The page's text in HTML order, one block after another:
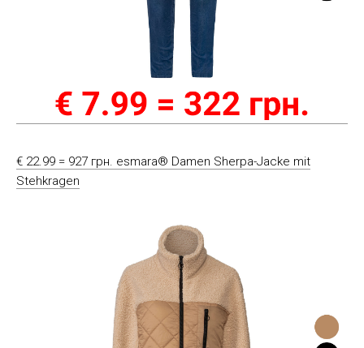
€ 22.99 = 927 грн. esmara® Damen Sherpa-Jacke mit
Stehkragen